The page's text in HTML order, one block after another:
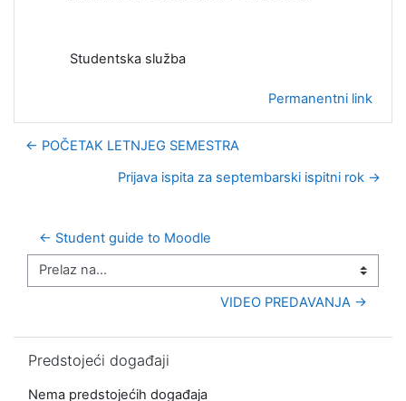
Studentska služba
Permanentni link
← POČETAK LETNJEG SEMESTRA
Prijava ispita za septembarski ispitni rok →
← Student guide to Moodle
Prelaz na...
VIDEO PREDAVANJA →
Predstojeći događaji
Nema predstojećih događaja